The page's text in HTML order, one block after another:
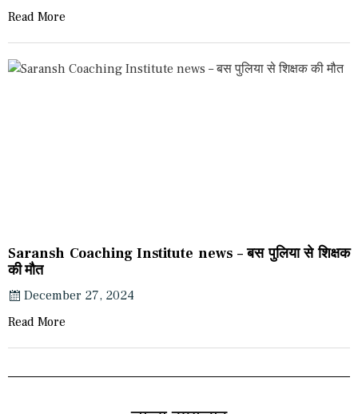
Read More
Saransh Coaching Institute news – बस पुलिया से शिक्षक
की मौत
December 27, 2024
Read More